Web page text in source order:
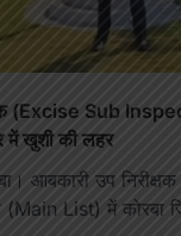
(Excise Sub
में खुशी की लहर
आबकारी उप निरीक्षक
(Main List) में